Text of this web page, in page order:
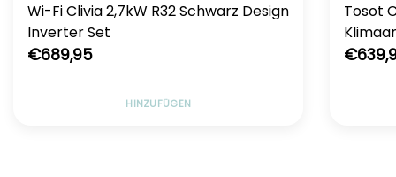
Wi-Fi Clivia 2,7kW R32 Schwarz Design
Inverter Set
€689,95
HINZUFÜGEN
Tosot